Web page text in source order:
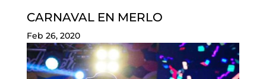
CARNAVAL EN MERLO
Feb 26, 2020